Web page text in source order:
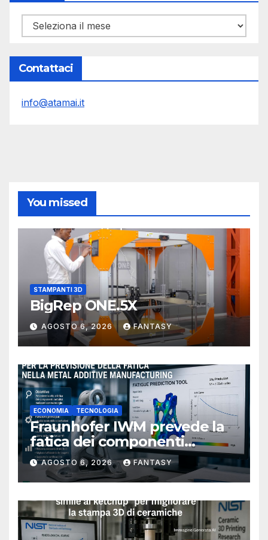
Archivi
Contattaci
info@atamai.it
You missed
STAMPANTI 3D
BigRep ONE.5X
AGOSTO 6, 2026 FANTASY
ECONOMIA TECNOLOGIA
Fraunhofer IWM prevede la
fatica dei componenti
metallici stampati in 3D
AGOSTO 6, 2026 FANTASY